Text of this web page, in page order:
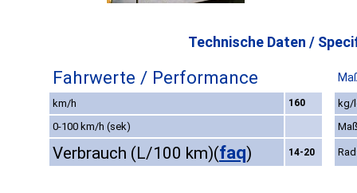
Technische Daten /
Fahrwerte / Performance
km/h 160
kg/
0-100 km/h (sek)
Verbrauch (L/100 km)(faq) 14-20